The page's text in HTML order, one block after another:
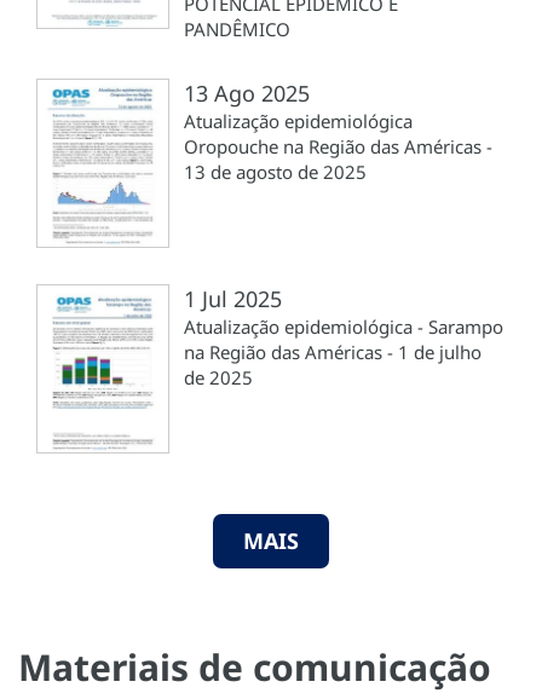
PANDÊMICO
13 Ago 2025
Atualização epidemiológica
Oropouche na Região das Américas -
13 de agosto de 2025
1 Jul 2025
Atualização epidemiológica - Sarampo
na Região das Américas - 1 de julho
de 2025
MAIS
Materiais de comunicação